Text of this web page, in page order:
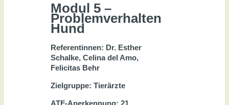
Modul 5 –
Problemverhalten
Hund
Referentinnen: Dr. Esther
Schalke, Celina del Amo,
Felicitas Behr
Zielgruppe: Tierärzte
ATF-Anerkennung: 21